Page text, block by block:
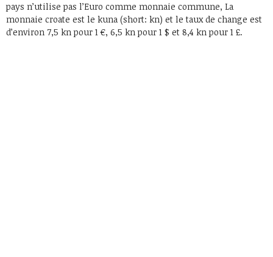
pays n’utilise pas l’Euro comme monnaie commune, La
monnaie croate est le kuna (short: kn) et le taux de change est
d’environ 7,5 kn pour 1 €, 6,5 kn pour 1 $ et 8,4 kn pour 1 £.